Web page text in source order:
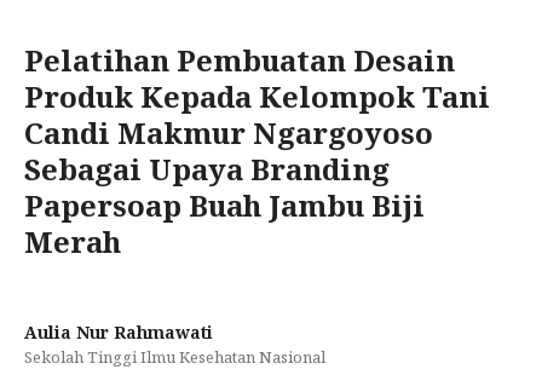
Pelatihan Pembuatan Desain
Produk Kepada Kelompok Tani
Candi Makmur Ngargoyoso
Sebagai Upaya Branding
Papersoap Buah Jambu Biji
Merah
Aulia Nur Rahmawati
Sekolah Tinggi Ilmu Kesehatan Nasional